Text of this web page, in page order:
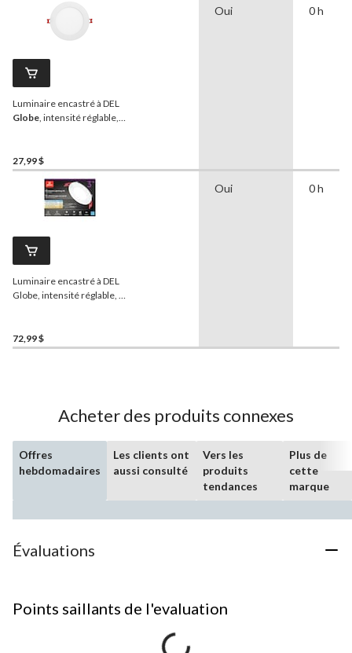
Luminaire encastré à DEL
Globe, intensité réglable,
27,99 $
Oui 0 h
Luminaire encastré à DEL
Globe, intensité réglable, 6
72,99 $
Oui 0 h
Acheter des produits connexes
Offres
hebdomadaires
Les clients ont
aussi consulté
Vers les
produits
tendances
Plus de
cette
marque
Évaluations
Points saillants de l'evaluation